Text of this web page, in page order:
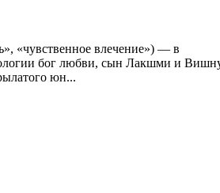
«чувственное влечение») — в
бог любви, сын Лакшми и
юн...